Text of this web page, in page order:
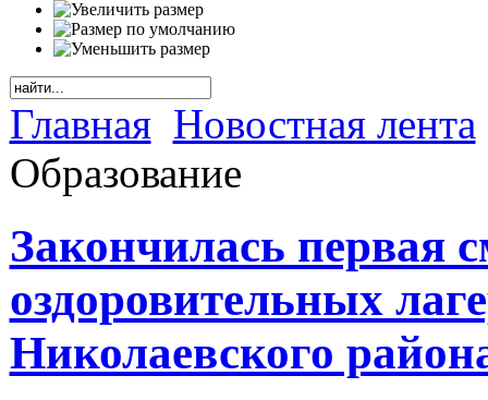
Главная Новостная лента
Образование
Закончилась первая
оздоровительных
Николаевского